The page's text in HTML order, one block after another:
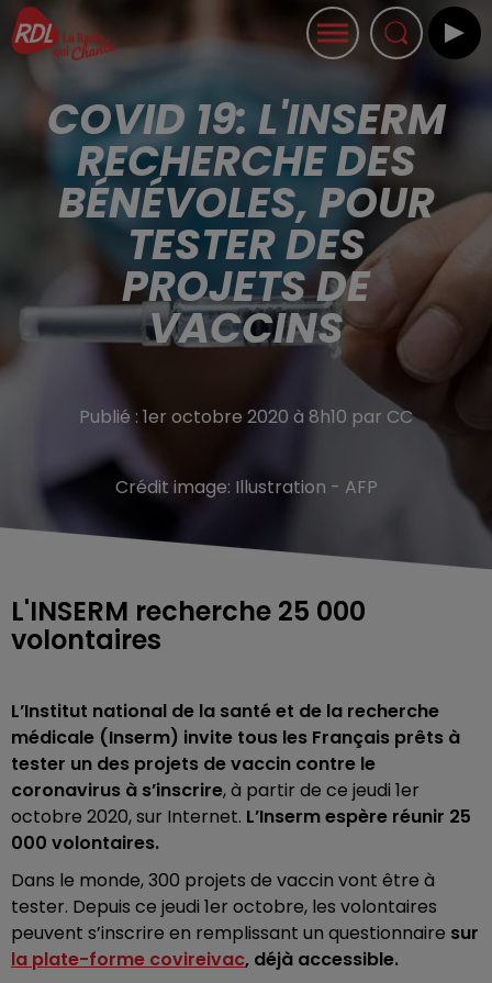
COVID 19: L'INSERM
RECHERCHE DES
BÉNÉVOLES, POUR
TESTER DES
PROJETS DE
VACCINS
Publié : 1er octobre 2020 à 8h10 par CC
Crédit image: Illustration - AFP
L'INSERM recherche 25 000
volontaires
L’Institut national de la santé et de la recherche
médicale (Inserm) invite tous les Français prêts à
tester un des projets de vaccin contre le
coronavirus à s’inscrire, à partir de ce jeudi 1er
octobre 2020, sur Internet. L’Inserm espère réunir 25
000 volontaires.
Dans le monde, 300 projets de vaccin vont être à
tester. Depuis ce jeudi 1er octobre, les volontaires
peuvent s’inscrire en remplissant un questionnaire sur
la plate-forme covireivac, déjà accessible.